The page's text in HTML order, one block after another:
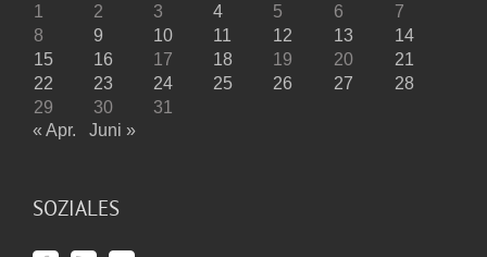
1 2 3 4 5 6
7
8
9 10 11 12 13
14
15
16 17 18 19 20
21
22
23 24 25 26 27
28
29
30
31
« Apr.
Juni »
SOZIALES